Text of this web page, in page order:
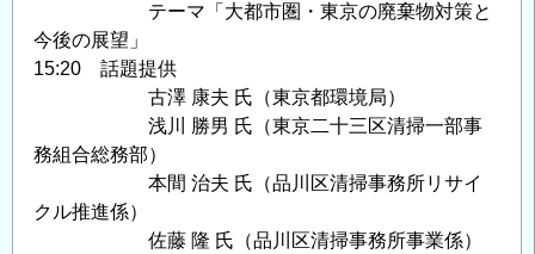
テーマ「大都市圏・東京の廃棄物対策と
今後の展望」
15:20 話題提供
古澤 康夫 氏（東京都環境局）
浅川 勝男 氏（東京二十三区清掃一部事
務組合総務部）
本間 治夫 氏（品川区清掃事務所リサイ
クル推進係）
佐藤 隆 氏（品川区清掃事務所事業係）